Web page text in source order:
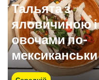
Тальята з
яловичиною і
овочами по-
мексиканськи